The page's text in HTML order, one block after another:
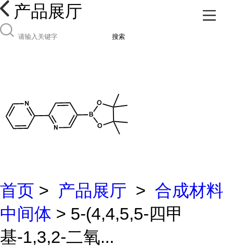
产品展厅
搜索
首页 > 产品展厅 > 合成材料
中间体 > 5-(4,4,5,5-四甲
基-1,3,2-二氧...